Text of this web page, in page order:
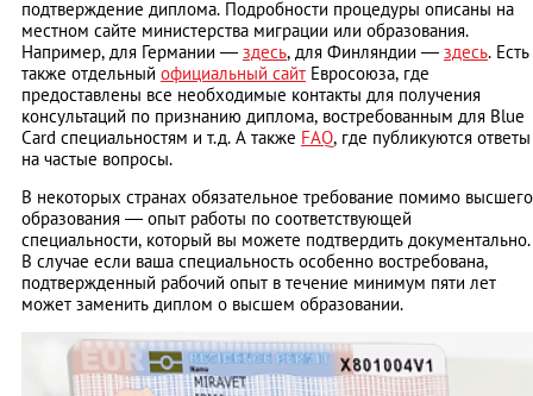
подтверждение диплома. Подробности процедуры описаны на
местном сайте министерства миграции или образования.
Например, для Германии — здесь, для Финляндии — здесь. Есть
также отдельный официальный сайт Евросоюза, где
предоставлены все необходимые контакты для получения
консультаций по признанию диплома, востребованным для Blue
Card специальностям и т.д. А также FAQ, где публикуются ответы
на частые вопросы.
В некоторых странах обязательное требование помимо высшего
образования — опыт работы по соответствующей
специальности, который вы можете подтвердить документально.
В случае если ваша специальность особенно востребована,
подтвержденный рабочий опыт в течение минимум пяти лет
может заменить диплом о высшем образовании.